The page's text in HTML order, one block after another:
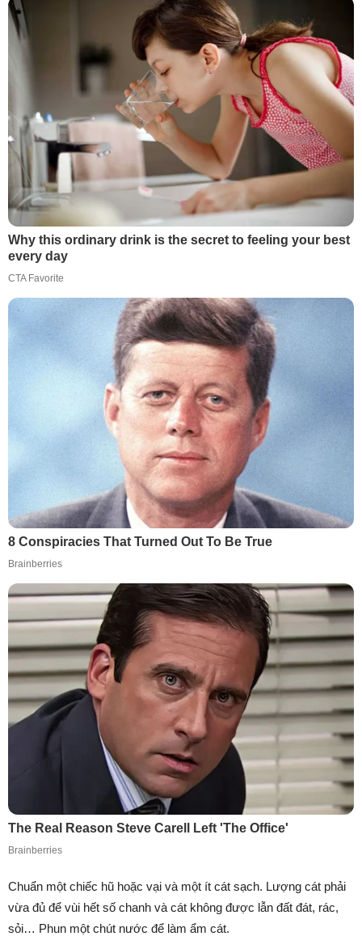
Chuẩn một chiếc hũ hoặc vại và một ít cát sạch. Lượng cát phải
vừa đủ để vùi hết số chanh và cát không được lẫn đất đát, rác,
sỏi… Phun một chút nước để làm ẩm cát.